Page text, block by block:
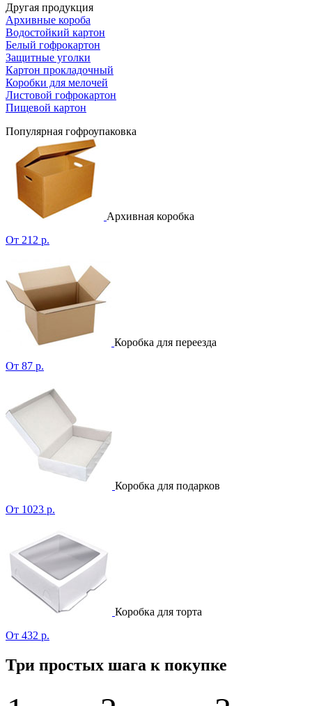
Другая продукция
Архивные короба
Водостойкий картон
Белый гофрокартон
Защитные уголки
Картон прокладочный
Коробки для мелочей
Листовой гофрокартон
Пищевой картон
Популярная гофроупаковка
Архивная коробка
От 212 р.
Коробка для переезда
От 87 р.
Коробка для подарков
От 1023 р.
Коробка для торта
От 432 р.
Три простых шага к покупке